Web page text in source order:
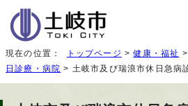
現在の位置： トップページ >健康・福祉
日診療・病院 > 土岐市及び瑞浪市休日急病